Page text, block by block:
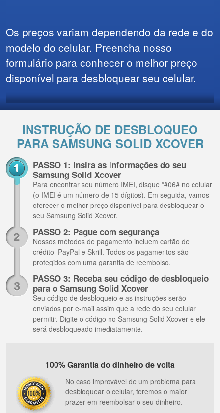
Os preços variam dependendo da rede e do
modelo do celular. Preencha nosso
formulário para conhecer o melhor preço
disponível para desbloquear seu celular.
INSTRUÇÃO DE DESBLOQUEO
PARA SAMSUNG SOLID XCOVER
PASSO 1: Insira as informações do seu
Samsung Solid Xcover
Para encontrar seu número IMEI, disque *#06# no celular
(o IMEI é um número de 15 dígitos). Em seguida, vamos
oferecer o melhor preço disponível para desbloquear o
seu Samsung Solid Xcover.
PASSO 2: Pague com segurança
Nossos métodos de pagamento incluem cartão de
crédito, PayPal e Skrill. Todos os pagamentos são
protegidos com uma garantia de reembolso.
PASSO 3: Receba seu código de desbloqueio
para o Samsung Solid Xcover
Seu código de desbloqueio e as instruções serão
enviados por e-mail assim que a rede do seu celular
permitir. Digite o código no Samsung Solid Xcover e ele
será desbloqueado imediatamente.
100% Garantia do dinheiro de volta
No caso improvável de um problema para
desbloquear o celular, teremos o maior
prazer em reembolsar o seu dinheiro.